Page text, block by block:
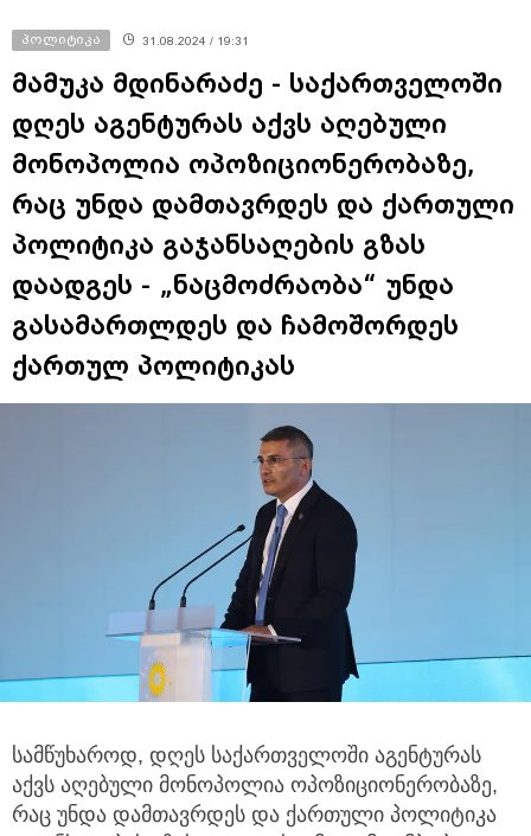
პოლიტიკა 31.08.2024 / 19:31
მამუკა მდინარაძე - საქართველოში
დღეს აგენტურას აქვს აღებული
მონოპოლია ოპოზიციონერობაზე,
რაც უნდა დამთავრდეს და ქართული
პოლიტიკა გაჯანსაღების გზას
დაადგეს - „ნაცმოძრაობა“ უნდა
გასამართლდეს და ჩამოშორდეს
ქართულ პოლიტიკას
სამწუხაროდ, დღეს საქართველოში აგენტურას
აქვს აღებული მონოპოლია ოპოზიციონერობაზე,
რაც უნდა დამთავრდეს და ქართული პოლიტიკა